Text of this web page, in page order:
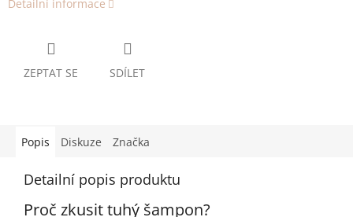
Detailní informace
ZEPTAT SE SDÍLET
Popis Diskuze Značka
Detailní popis produktu
Proč zkusit tuhý šampon?